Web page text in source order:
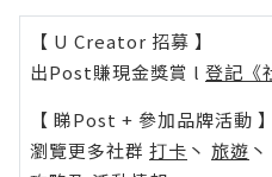
【 U Creator 招募 】
出Post賺現金獎賞 l 登記《
【 睇Post + 參加品牌活動 】
瀏覽更多社群 打卡 丶 旅遊 丶